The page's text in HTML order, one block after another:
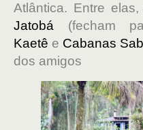
Atlântica. Entre
Jatobá (fecham
Kaetê e Cabanas
dos amigos